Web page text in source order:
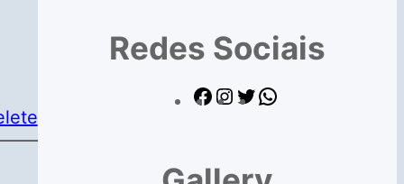
Redes Sociais
F
c
I
T